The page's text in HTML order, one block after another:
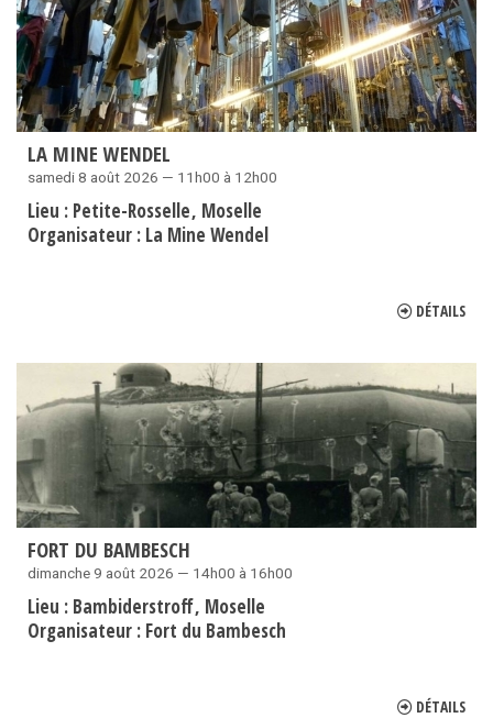
LA MINE WENDEL
samedi 8 août 2026 — 11h00 à 12h00
Lieu : Petite-Rosselle Moselle
Organisateur : La Mine Wendel
DÉTAILS
FORT DU BAMBESCH
dimanche 9 août 2026 — 14h00 à 16h00
Lieu : Bambiderstroff Moselle
Organisateur : Fort du Bambesch
DÉTAILS